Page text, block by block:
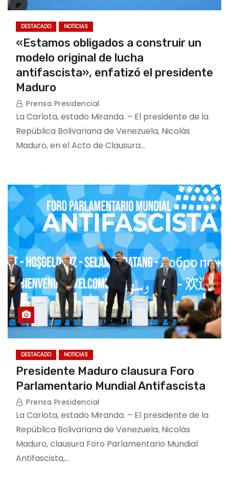
DESTACADO NOTICIAS
«Estamos obligados a construir un
modelo original de lucha
antifascista», enfatizó el presidente
Maduro
Prensa Presidencial
La Carlota, estado Miranda. – El presidente de la
República Bolivariana de Venezuela, Nicolás
Maduro, en el Acto de Clausura…
DESTACADO NOTICIAS
Presidente Maduro clausura Foro
Parlamentario Mundial Antifascista
Prensa Presidencial
La Carlota, estado Miranda. – El presidente de la
República Bolivariana de Venezuela, Nicolás
Maduro, clausura Foro Parlamentario Mundial
Antifascista,…